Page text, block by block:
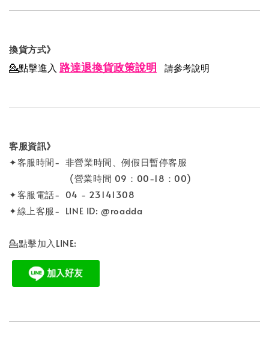
換貨方式》
💁點擊進入 路達退換貨政策說明 請參考說明
客服資訊》
✦客服時間- 非營業時間、例假日暫停客服
(營業時間 09：00-18：00)
✦客服電話- 04 - 23141308
✦線上客服- LINE ID: @roadda
💁點擊加入LINE: